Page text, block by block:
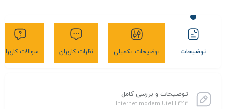
توضیحات توضیحات تکمیلی نظرات کاربران سوالات کاربران
توضیحات و بررسی کامل
Internet modem Utel L443